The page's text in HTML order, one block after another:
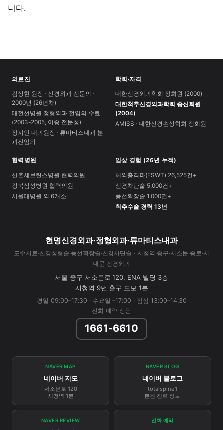
니다.
의료진
김상현 원장 · 신경외과 전문의 ·
2000년 (26년차)
대전선병원 정형외과 전임의 수료
(2003-2005, 이중 전문성)
정지인 내과원장 · 류마티스내과 분
과전임의
학회·자격
대한신경외과학회 정회원 (2000)
대한척추신경외과학회 종신회원
(2004)
AMISS · 대한신경손상학회 정회원
협력병원
신촌세브란스병원 협력의원
강북삼성병원 협력의원
서울대병원 외 6개소
임상 경험 (26년 누적)
체외충격파(ESWT) 26,525건+
신경차단술 5,000건+
풍선확장술 1,000건+
척추수술 경력 13년
현명신경외과·정형외과·류마티스내과
도수치료·신경성형술·풍선확장술·신경차단술 · 시청역·중구·서소문·종로·서
대문 신경외과
서울 중구 서소문로 120, ENA 빌딩 3층
시청역 9번 출구 도보 1분
평일 09:00–17:30 · 수요일 –17:00 · 점심 13:00–14:30
전화 예약·상담
1661-6610
NAVER MAP
네이버 지도
서소문로 120
시청역 1분
NAVER BLOG
네이버 블로그
totalspine1
본원 진료 정보
NAVER REVIEW 전화 예약